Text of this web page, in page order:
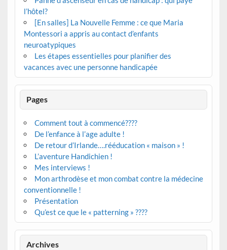
l’hôtel?
[En salles] La Nouvelle Femme : ce que Maria
Montessori a appris au contact d’enfants
neuroatypiques
Les étapes essentielles pour planifier des
vacances avec une personne handicapée
Pages
Comment tout à commencé????
De l’enfance à l’age adulte !
De retour d’Irlande….rééducation « maison » !
L’aventure Handichien !
Mes interviews !
Mon arthrodèse et mon combat contre la médecine
conventionnelle !
Présentation
Qu’est ce que le « patterning » ????
Archives